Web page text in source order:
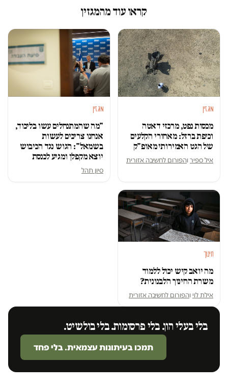
קראו עוד מהמגזין
מגזין
מכסות נפט, מרכזי דאטה
וכיפת ברזל: מאחורי הקלעים
של הגט האמירותי מאופ"ק
איל ספיר והפורום לחשיבה אזורית
מגזין
"מה שהמתנחלים עשו בליכוד,
אנחנו צריכים לעשות
בשמאל": הגוש נגד הכיבוש
יוצא מקפלן ומגיע לכנסת
סיון תהל
חינוך
מה יואב קיש יכול ללמוד
משרת החינוך הלבנונית?
אילת לוי והפורום לחשיבה אזורית
בלי בעלי הון. בלי פרסומות. בלי בולשיט.
תמכו בעיתונות עצמאית. בלי פחד